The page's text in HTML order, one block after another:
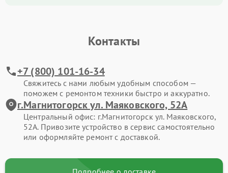
Контакты
+7 (800) 101-16-34
Свяжитесь с нами любым удобным способом —
поможем с ремонтом техники быстро и аккуратно.
г.Магнитогорск ул. Маяковского, 52А
Центральный офис: г.Магнитогорск ул. Маяковского,
52А. Привозите устройство в сервис самостоятельно
или оформляйте ремонт с доставкой.